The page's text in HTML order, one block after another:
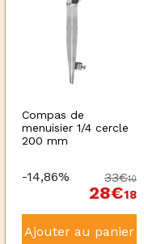
Compas de
menuisier 1/4 cercle
200 mm
-14,86% 33€10
28€18
Ajouter au panier